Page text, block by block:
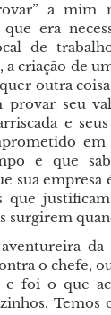
a
era
de
a criação de
outra
seu
e
e que
sua empresa
que
surgirem
da
o chefe,
e foi o que
Temos